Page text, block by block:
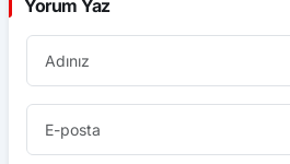
Yorum Yaz